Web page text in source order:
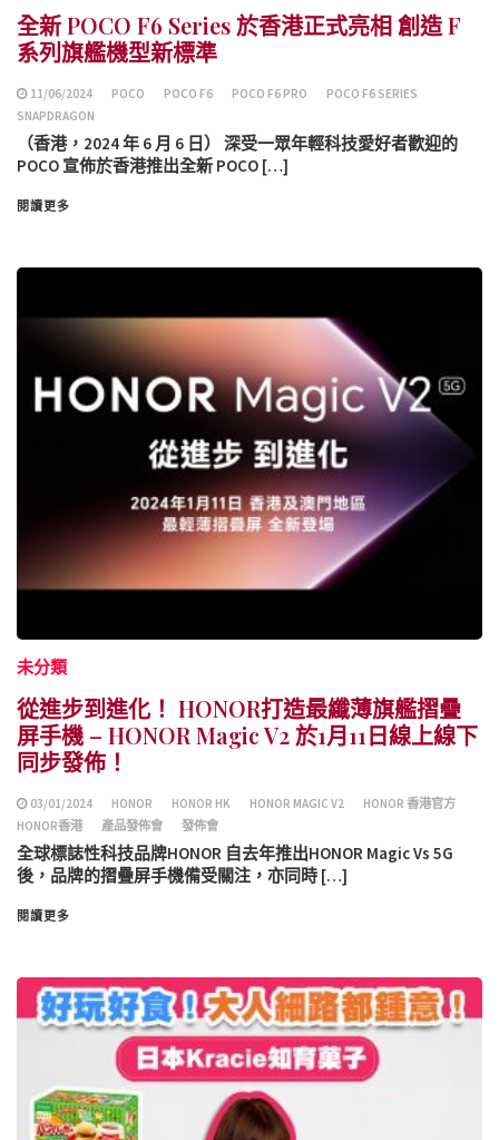
全新 POCO F6 Series 於香港正式亮相 創造 F
系列旗艦機型新標準
11/06/2024 POCO POCO F6 POCO F6 PRO
POCO F6 SERIES
SNAPDRAGON
（香港，2024 年 6 月 6 日） 深受一眾年輕科技愛好者歡迎的
POCO 宣佈於香港推出全新 POCO […]
閱讀更多
未分類
從進步到進化！ HONOR打造最纖薄旗艦摺疊
屏手機 – HONOR Magic V2 於1月11日線上線下
同步發佈！
03/01/2024 HONOR HONOR HK HONOR MAGIC V2
HONOR 香港官方
HONOR香港
產品發佈會 發佈會
全球標誌性科技品牌HONOR 自去年推出HONOR Magic Vs 5G
後，品牌的摺疊屏手機備受關注，亦同時 […]
閱讀更多